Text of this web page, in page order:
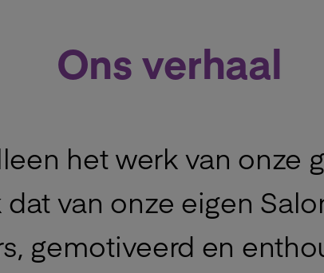
Ons verhaal
het werk van onze
van onze eigen
gemotiveerd en